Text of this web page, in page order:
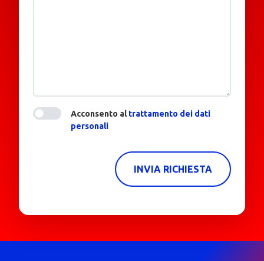
Acconsento altrattamento dei dati
personali
INVIA RICHIESTA